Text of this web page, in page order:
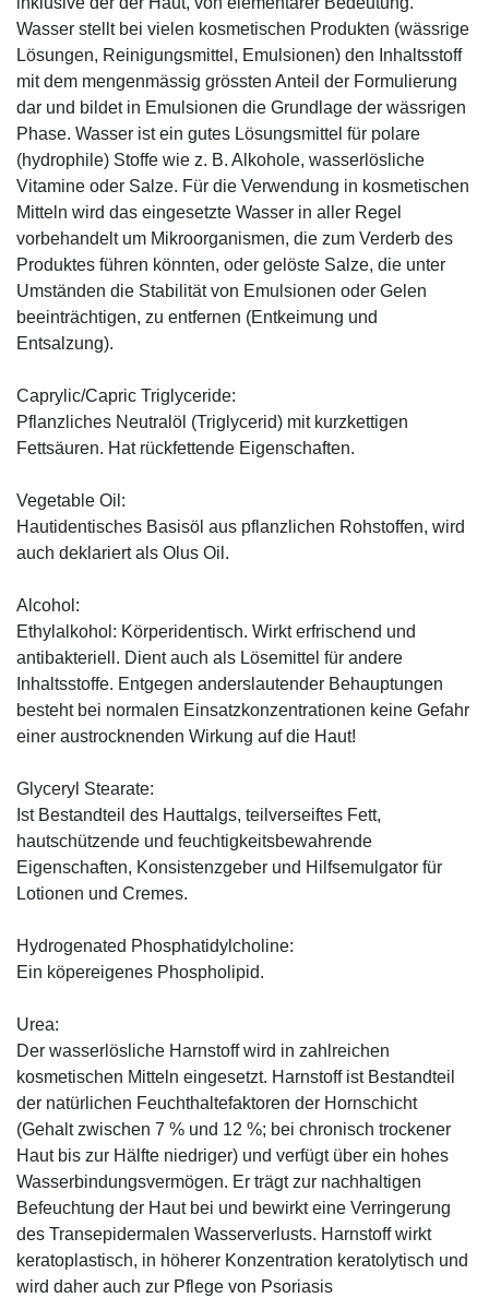
Wasser stellt bei vielen kosmetischen Produkten (wässrige
Lösungen, Reinigungsmittel, Emulsionen) den Inhaltsstoff
mit dem mengenmässig grössten Anteil der Formulierung
dar und bildet in Emulsionen die Grundlage der wässrigen
Phase. Wasser ist ein gutes Lösungsmittel für polare
(hydrophile) Stoffe wie z. B. Alkohole, wasserlösliche
Vitamine oder Salze. Für die Verwendung in kosmetischen
Mitteln wird das eingesetzte Wasser in aller Regel
vorbehandelt um Mikroorganismen, die zum Verderb des
Produktes führen könnten, oder gelöste Salze, die unter
Umständen die Stabilität von Emulsionen oder Gelen
beeinträchtigen, zu entfernen (Entkeimung und
Entsalzung).
Caprylic/Capric Triglyceride:
Pflanzliches Neutralöl (Triglycerid) mit kurzkettigen
Fettsäuren. Hat rückfettende Eigenschaften.
Vegetable Oil:
Hautidentisches Basisöl aus pflanzlichen Rohstoffen, wird
auch deklariert als Olus Oil.
Alcohol:
Ethylalkohol: Körperidentisch. Wirkt erfrischend und
antibakteriell. Dient auch als Lösemittel für andere
Inhaltsstoffe. Entgegen anderslautender Behauptungen
besteht bei normalen Einsatzkonzentrationen keine Gefahr
einer austrocknenden Wirkung auf die Haut!
Glyceryl Stearate:
Ist Bestandteil des Hauttalgs, teilverseiftes Fett,
hautschützende und feuchtigkeitsbewahrende
Eigenschaften, Konsistenzgeber und Hilfsemulgator für
Lotionen und Cremes.
Hydrogenated Phosphatidylcholine:
Ein köpereigenes Phospholipid.
Urea:
Der wasserlösliche Harnstoff wird in zahlreichen
kosmetischen Mitteln eingesetzt. Harnstoff ist Bestandteil
der natürlichen Feuchthaltefaktoren der Hornschicht
(Gehalt zwischen 7 % und 12 %; bei chronisch trockener
Haut bis zur Hälfte niedriger) und verfügt über ein hohes
Wasserbindungsvermögen. Er trägt zur nachhaltigen
Befeuchtung der Haut bei und bewirkt eine Verringerung
des Transepidermalen Wasserverlusts. Harnstoff wirkt
keratoplastisch, in höherer Konzentration keratolytisch und
wird daher auch zur Pflege von Psoriasis